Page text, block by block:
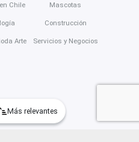
Más relevantes
Chile
Arte
Mascotas
Construcción
Servicios y Negocios